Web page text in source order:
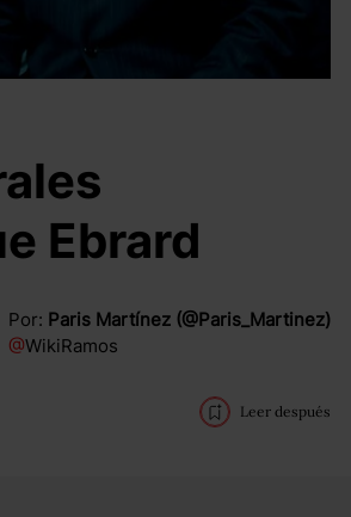
Ebrard
Por: Paris Martínez (@Paris_Martinez)
@WikiRamos
Leer después